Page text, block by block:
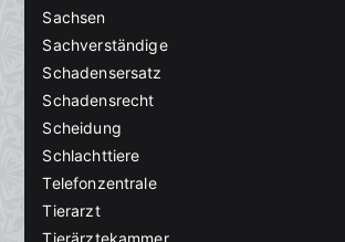
Sachsen
Sachverständige
Schadensersatz
Schadensrecht
Scheidung
Schlachttiere
Telefonzentrale
Tierarzt
Tierärztekammer